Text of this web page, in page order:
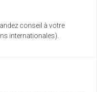
conseil à votre
internationales).